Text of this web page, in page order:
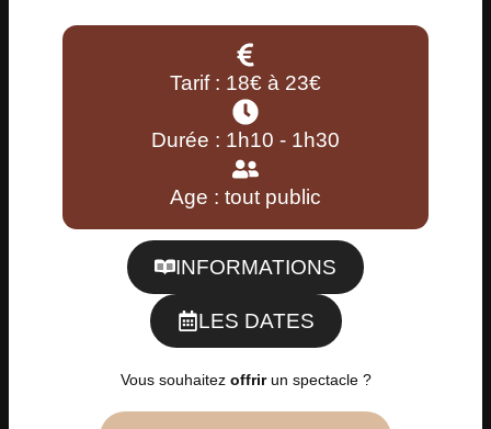
Tarif : 18€ à 23€
Durée : 1h10 - 1h30
Age : tout public
INFORMATIONS
LES DATES
Vous souhaitez offrirun spectacle ?